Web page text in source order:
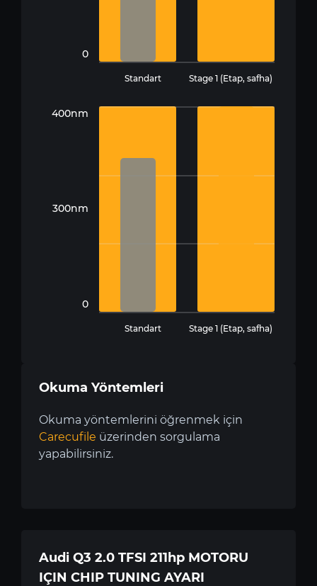
0
Standart Stage 1 (Etap, safha)
400nm
300nm
0
Standart Stage 1 (Etap, safha)
Okuma Yöntemleri
Okuma yöntemlerini öğrenmek için
Carecufile üzerinden sorgulama
yapabilirsiniz.
Audi Q3 2.0 TFSI 211hp MOTORU
IÇIN CHIP TUNING AYARI